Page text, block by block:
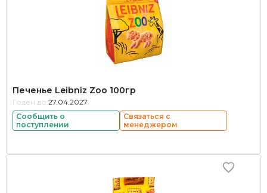
Печенье Leibniz Zoo 100гр
Годен до: 27.04.2027
Сообщить о
поступлении
Связаться с
менеджером